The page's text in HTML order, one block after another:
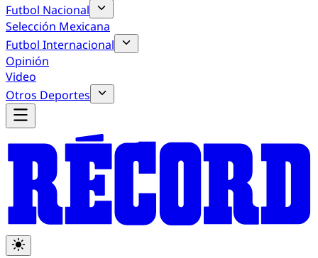
Futbol Nacional
Selección Mexicana
Futbol Internacional
Opinión
Video
Otros Deportes